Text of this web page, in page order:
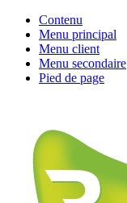
Contenu
Menu principal
Menu client
Menu secondaire
Pied de page